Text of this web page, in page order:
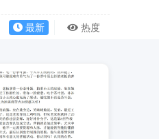
最新 热度